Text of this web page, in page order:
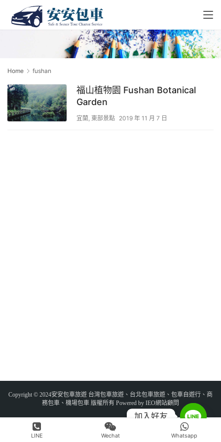
Home fushan
福山植物園 Fushan Botanical
Garden
宜蘭 東部景點 2019 年 11 月 7 日
Copyright © 2024安安包車旅遊 台灣包車旅遊、台北包車旅遊、包車自遊行、商
務包車、機場包車 版權所有 Powered by IEO網站顧問
LINE Wechat Whatsapp
加入好友